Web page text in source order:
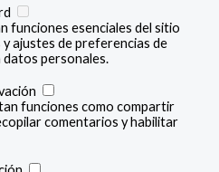
funciones esenciales del sitio
ajustes de preferencias de
datos personales.
funciones como compartir
comentarios y habilitar